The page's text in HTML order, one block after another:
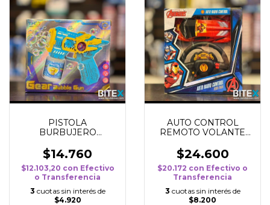
PISTOLA
BURBUJERO
$14.760
$12.103,20 con Efectivo
o Transferencia
3 cuotas sin interés de
$4.920
AUTO CONTROL
REMOTO VOLANTE
$24.600
$20.172 con Efectivo o
Transferencia
3 cuotas sin interés de
$8.200